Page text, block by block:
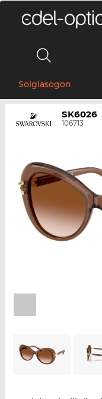
Solglasögon
SK6026
106713